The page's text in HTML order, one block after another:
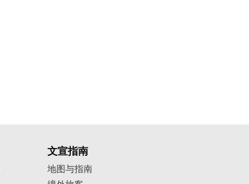
文宣指南
地图与指南